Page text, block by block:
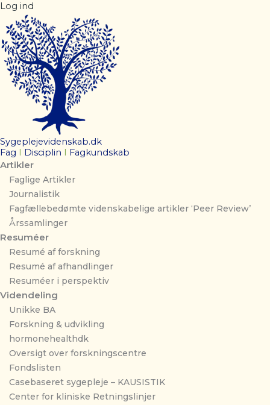
Log ind
Sygeplejevidenskab.dk
Fag
Disciplin Fagkundskab
Artikler
Faglige Artikler
Journalistik
Fagfællebedømte videnskabelige artikler ‘Peer Review’
Årssamlinger
Resuméer
Resumé af forskning
Resumé af afhandlinger
Resuméer i perspektiv
Videndeling
Unikke BA
Forskning & udvikling
hormonehealthdk
Oversigt over forskningscentre
Fondslisten
Casebaseret sygepleje – KAUSISTIK
Center for kliniske Retningslinjer